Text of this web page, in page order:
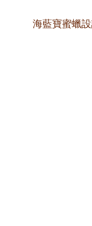
海藍寶蜜蠟